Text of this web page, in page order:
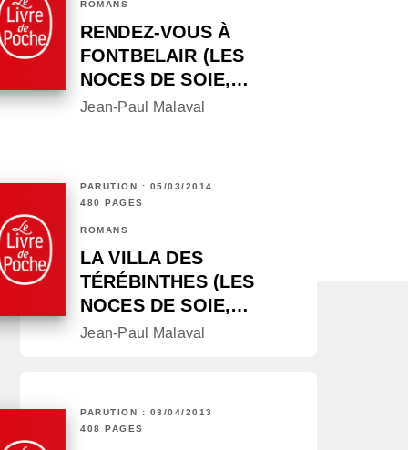
ROMANS
RENDEZ-VOUS À
FONTBELAIR (LES
NOCES DE SOIE,…
Jean-Paul Malaval
PARUTION : 05/03/2014
480 PAGES
ROMANS
LA VILLA DES
TÉRÉBINTHES (LES
NOCES DE SOIE,…
Jean-Paul Malaval
PARUTION : 03/04/2013
408 PAGES